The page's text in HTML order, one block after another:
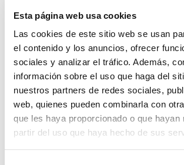
Esta página web usa cookies
Las cookies de este sitio web se usan
el contenido y los anuncios, ofrecer
sociales y analizar el tráfico. Además,
información sobre el uso que haga del
nuestros partners de redes sociales,
web, quienes pueden combinarla con
que les haya proporcionado o que hayan
partir del uso que haya hecho de sus
Durante junio de 2026, Microsoft ha
cambio que llevaba meses gestándose:
dejado de ser una capa de asistencia
aplicaciones para convertirse…
16 junio, 2026 4:13 pm · 0